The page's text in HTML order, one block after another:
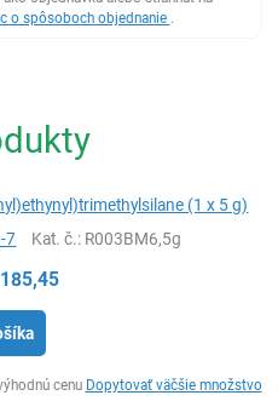
o spôsoboch objednanie .
(1 x 5 g)
7 Kat. č.: R003BM6,5g
185,45
cenu Dopytovať väčšie množstvo